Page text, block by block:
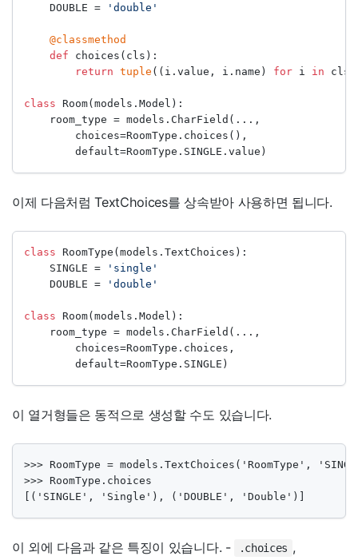
    DOUBLE
= 'double'
@classmethod
def choices(cls):
return tuple ((i.value, i.name) for i in cls)
class Room(models.Model):
    room_type
= models.CharField(...,
        choices
=RoomType.choices(),
        default
=RoomType.SINGLE.value)
이제 다음처럼 TextChoices를 상속받아 사용하면 됩니다.
class RoomType(models.TextChoices):
    SINGLE
=
'single'
    DOUBLE
= 'double'
class Room(models.Model):
    room_type
= models.CharField(...,
        choices
=RoomType.choices,
        default
=RoomType.SINGLE)
이 열거형들은 동적으로 생성할 수도 있습니다.
>>> RoomType = models.TextChoices('RoomType',
>>> RoomType.choices
[('SINGLE', 'Single'), ('DOUBLE', 'Double')]
이 외에 다음과 같은 특징이 있습니다. - .choices ,